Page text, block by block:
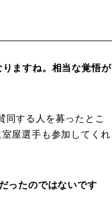
ますね。相当な覚悟が
する人を募ったとこ
屋選手も参加してくれ
ったのではないです